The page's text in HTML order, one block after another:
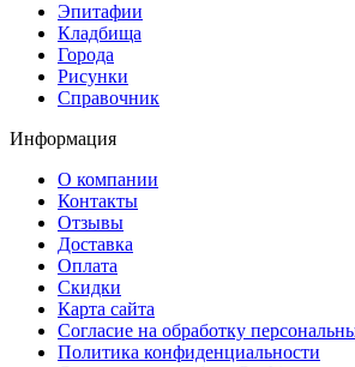
Эпитафии
Кладбища
Города
Рисунки
Справочник
Информация
О компании
Контакты
Отзывы
Доставка
Оплата
Скидки
Карта сайта
Согласие на обработку
Политика конфиденциальности